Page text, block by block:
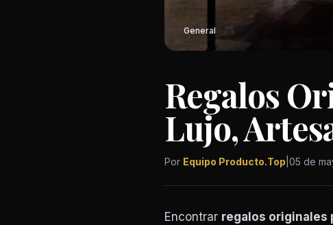
General
Regalos
Lujo,
Por Equipo Producto.Top 05 de
Encontrar regalos originales